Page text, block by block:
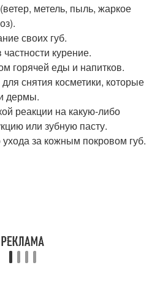
метель, пыль, жаркое
своих губ.
курение.
горячей еды и напитков.
снятия косметики, которые
дермы.
реакции на какую-либо
или зубную пасту.
за кожным покровом губ.